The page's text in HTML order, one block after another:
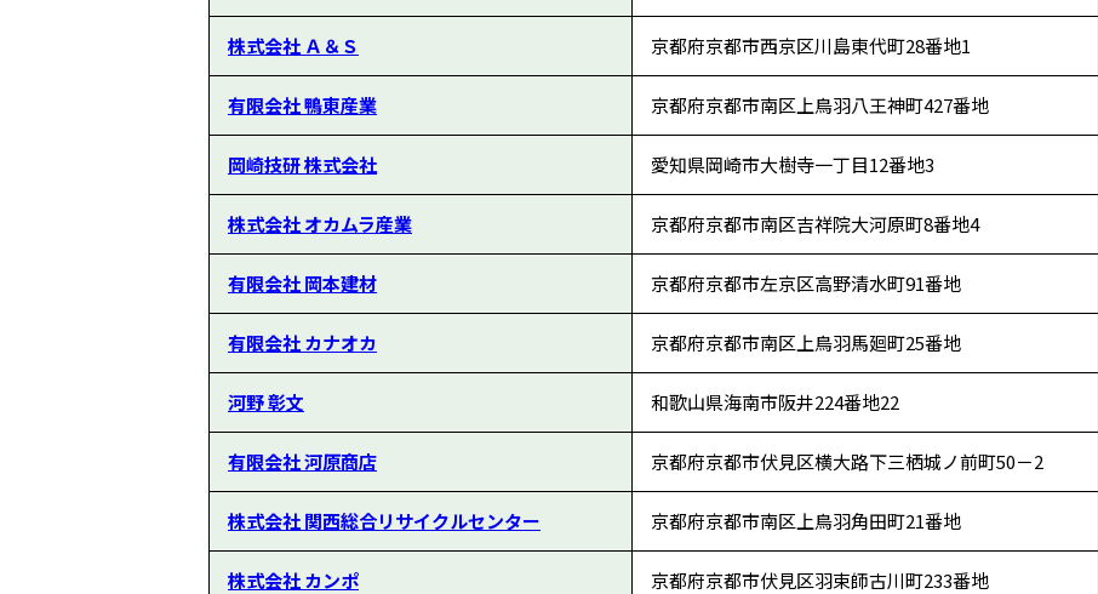
株式会社 Ａ＆Ｓ 京都府京都市西京区川島東代町28番地1
有限会社 鴨東産業 京都府京都市南区上鳥羽八王神町427番地
岡崎技研 株式会社 愛知県岡崎市大樹寺一丁目12番地3
株式会社 オカムラ産業 京都府京都市南区吉祥院大河原町8番地4
有限会社 岡本建材 京都府京都市左京区高野清水町91番地
有限会社 カナオカ 京都府京都市南区上鳥羽馬廻町25番地
河野 彰文 和歌山県海南市阪井224番地22
有限会社 河原商店 京都府京都市伏見区横大路下三栖城ノ前町50－2
株式会社 関西総合リサイクルセンター 京都府京都市南区上鳥羽角田町21番地
株式会社 カンポ 京都府京都市伏見区羽束師古川町233番地